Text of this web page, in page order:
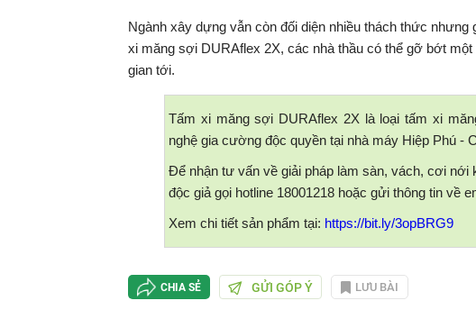
Ngành xây dựng vẫn còn đối diện nhiều thách thức
xi măng sợi DURAflex 2X, các nhà thầu có thể gỡ bớt
gian tới.
Tấm xi măng sợi DURAflex 2X là loại tấm xi
nghệ gia cường độc quyền tại nhà máy Hiệp Phú -
Để nhận tư vấn về giải pháp làm sàn, vách, cơi nới
độc giả gọi hotline 18001218 hoặc gửi thông tin về
Xem chi tiết sản phẩm tại: https://bit.ly/3opBRG9
CHIA SẺ GỬI GÓP Ý LƯU BÀI